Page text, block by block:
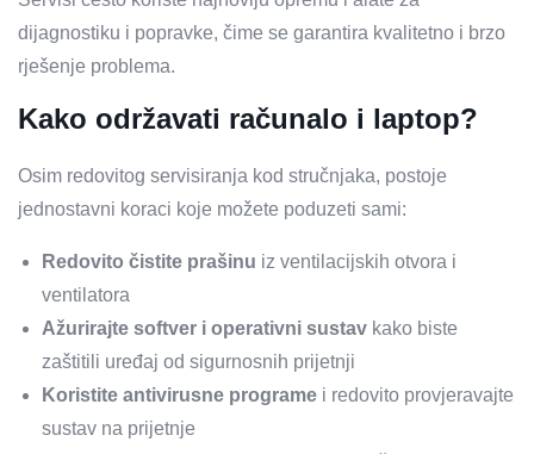
dijagnostiku i popravke, čime se garantira kvalitetno i brzo
rješenje problema.
Kako održavati računalo i laptop?
Osim redovitog servisiranja kod stručnjaka, postoje
jednostavni koraci koje možete poduzeti sami:
Redovito čistite prašinu iz ventilacijskih otvora i
ventilatora
Ažurirajte softver i operativni sustav kako biste
zaštitili uređaj od sigurnosnih prijetnji
Koristite antivirusne programe i redovito provjeravajte
sustav na prijetnje